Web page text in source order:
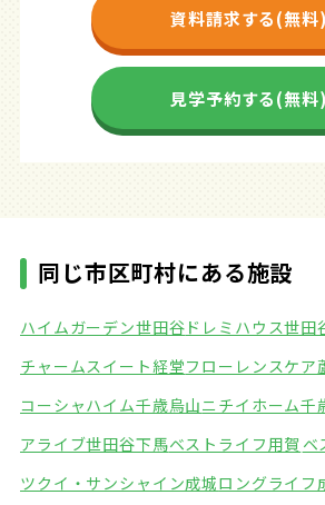
資料請求する(無料)
見学予約する(無料)
同じ市区町村にある施設
ハイムガーデン世田谷 ドレミハウス世田
チャームスイート経堂フローレンスケア
コーシャハイム千歳烏山ニチイホーム千
アライブ世田谷下馬ベストライフ用賀 ベ
ツクイ・サンシャイン成城ロングライフ